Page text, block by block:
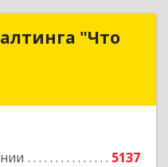
"Что
5137
"Что